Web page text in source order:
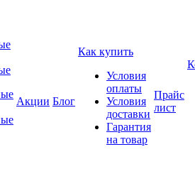
Акции Блог
Как купить
Условия
оплаты
Условия
доставки
Гарантия
на товар
Прайс
лист